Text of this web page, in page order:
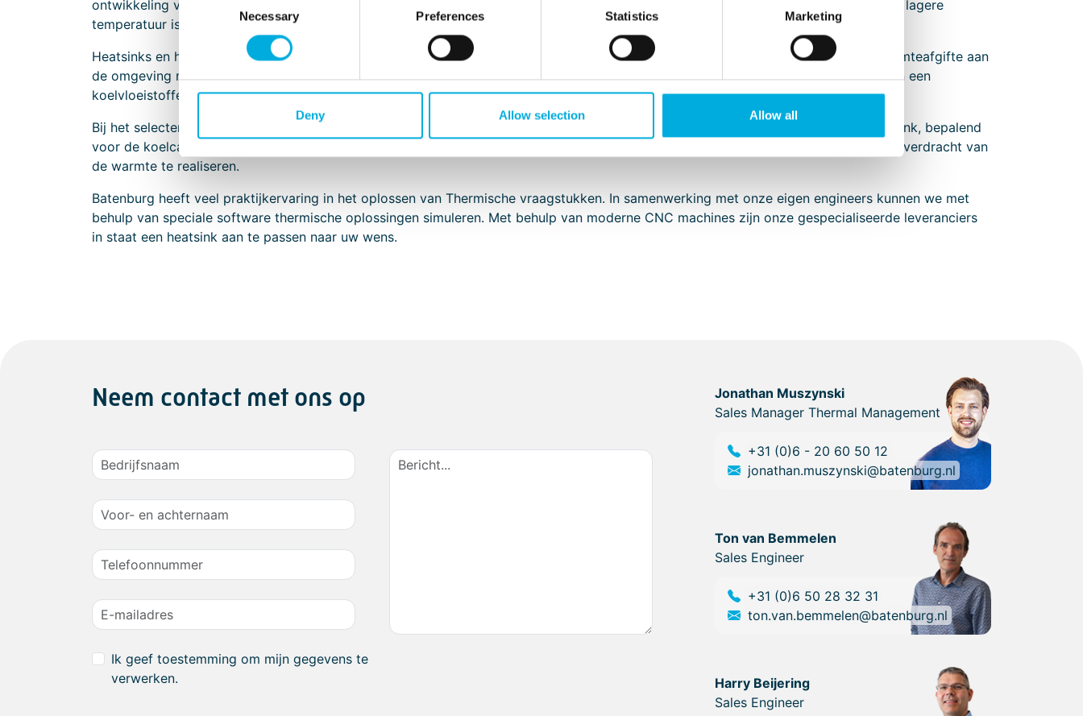
Necessary Preferences Statistics Marketing
Deny Allow selection Allow all
ontwikkeling van efficiëntere elektronische componenten, blijft het noodzakelijk deze warmte zo efficiënt mogelijk af te voeren. Een lagere
temperatuur is belangrijk voor het realiseren van optimale systeemprestaties en levensduur,
Heatsinks en heatmodules zijn van essentieel belang om deze warmte af te voeren. De oppervlakte van de heatsink zorgt voor warmteafgifte aan
de omgeving mbv de aanwezige luchtstroming al dan niet geforceerd mbv een ventilator. Gesloten koelsystemen maken gebruik van een
koelvloeistoffen (bv water) om de warmte af te voeren.
Bij het selecteren van een heatsink zijn de bouwvorm, grootte, aanwezige luchtsnelheid, het materiaal en zelfs de kleur van de heatsink, bepalend
voor de koelcapaciteit van de Heatsink. Ook de bevestiging van de heatsink aan de warmtebron is een belangrijk om een optimale overdracht van
de warmte te realiseren.
Batenburg heeft veel praktijkervaring in het oplossen van Thermische vraagstukken. In samenwerking met onze eigen engineers kunnen we met
behulp van speciale software thermische oplossingen simuleren. Met behulp van moderne CNC machines zijn onze gespecialiseerde leveranciers
in staat een heatsink aan te passen naar uw wens.
Neem contact met ons op
Ik geef toestemming om mijn gegevens te
verwerken.
Jonathan Muszynski
Sales Manager Thermal Management
+31 (0)6 - 20 60 50 12
jonathan.muszynski@batenburg.nl
Ton van Bemmelen
Sales Engineer
+31 (0)6 50 28 32 31
ton.van.bemmelen@batenburg.nl
Harry Beijering
Sales Engineer